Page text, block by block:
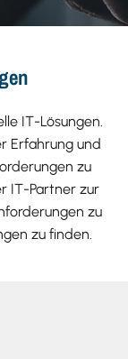
IT-Lösungen.
Erfahrung und
zu
IT-Partner zur
zu
zu finden.